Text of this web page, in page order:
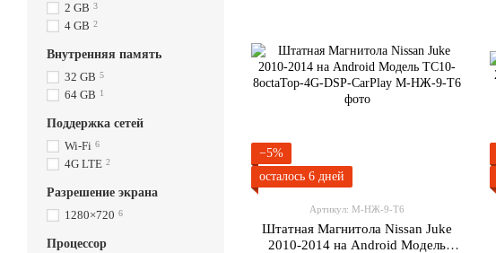
−5%
осталось 6 дней
Артикул: М-НЖ-9-Т6
Штатная Магнитола Nissan Juke
2010-2014 на Android Модель
2 GB 3
4 GB 2
Внутренняя память
32 GB 5
64 GB 1
Поддержка сетей
Wi-Fi 6
4G LTE 2
Разрешение экрана
1280×720 6
Процессор